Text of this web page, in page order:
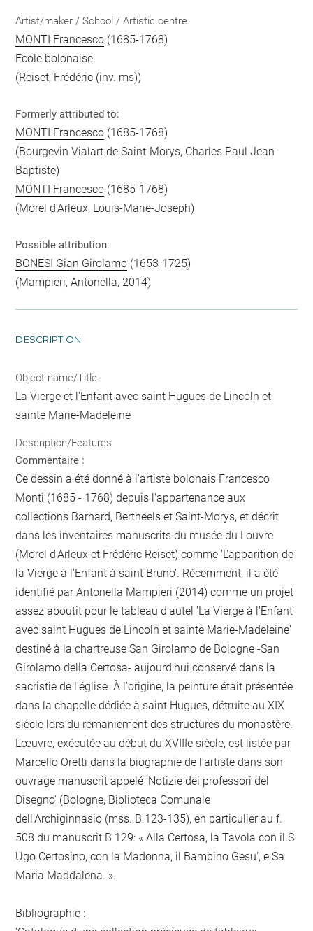
Artist/maker / School / Artistic centre
MONTI Francesco (1685-1768)
Ecole bolonaise
(Reiset, Frédéric (inv. ms))
Formerly attributed to:
MONTI Francesco (1685-1768)
(Bourgevin Vialart de Saint-Morys, Charles Paul Jean-
Baptiste)
MONTI Francesco (1685-1768)
(Morel d'Arleux, Louis-Marie-Joseph)
Possible attribution:
BONESI Gian Girolamo (1653-1725)
(Mampieri, Antonella, 2014)
DESCRIPTION
Object name/Title
La Vierge et l'Enfant avec saint Hugues de Lincoln et
sainte Marie-Madeleine
Description/Features
Commentaire :
Ce dessin a été donné à l'artiste bolonais Francesco
Monti (1685 - 1768) depuis l'appartenance aux
collections Barnard, Bertheels et Saint-Morys, et décrit
dans les inventaires manuscrits du musée du Louvre
(Morel d'Arleux et Frédéric Reiset) comme 'L'apparition de
la Vierge à l'Enfant à saint Bruno'. Récemment, il a été
identifié par Antonella Mampieri (2014) comme un projet
assez aboutit pour le tableau d'autel 'La Vierge à l'Enfant
avec saint Hugues de Lincoln et sainte Marie-Madeleine'
destiné à la chartreuse San Girolamo de Bologne -San
Girolamo della Certosa- aujourd'hui conservé dans la
sacristie de l'église. À l'origine, la peinture était présentée
dans la chapelle dédiée à saint Hugues, détruite au XIX
siècle lors du remaniement des structures du monastère.
L'œuvre, exécutée au début du XVIIIe siècle, est listée par
Marcello Oretti dans la biographie de l'artiste dans son
ouvrage manuscrit appelé 'Notizie dei professori del
Disegno' (Bologne, Biblioteca Comunale
dell'Archiginnasio (mss. B.123-135), en particulier au f.
508 du manuscrit B 129: « Alla Certosa, la Tavola con il S
Ugo Certosino, con la Madonna, il Bambino Gesu', e Sa
Maria Maddalena. ».
Bibliographie :